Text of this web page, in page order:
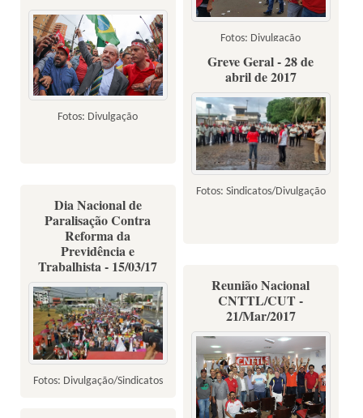
Fotos: Divulgação Fotos: Divulgação
Fotos: Divulgação
Greve Geral - 28 de
abril de 2017
Fotos: Sindicatos/Divulgação
Dia Nacional de
Paralisação Contra
Reforma da
Previdência e
Trabalhista - 15/03/17
Fotos: Divulgação/Sindicatos
Reunião Nacional
CNTTL/CUT -
21/Mar/2017